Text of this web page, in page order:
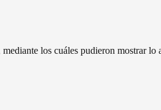
los cuáles pudieron mostrar